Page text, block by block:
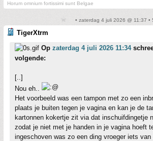
Horum omnium fortissimi sunt Belgae
• zaterdag 4 juli 2026 @ 11:37 •
TigerXtrm
Op zaterdag 4 juli 2026 11:34
volgende:
[..]
Nou eh..
Het voorbeeld was een tampon met zo een
plaats je buiten tegen je vagina en kan je de
kartonnen kokertje zit via dat inschuifdingetje
zodat je niet met je handen in je vagina hoeft
ingeschoven was zo een ding vroeger iets